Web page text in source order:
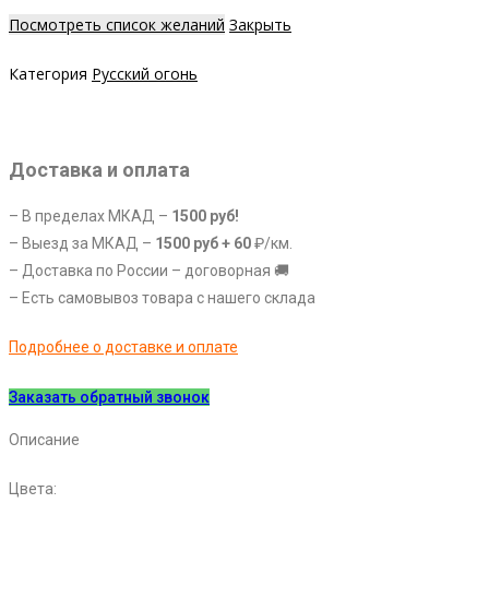
Посмотреть список желаний Закрыть
Категория Русский огонь
Доставка и оплата
– В пределах МКАД – 1500 руб!
– Выезд за МКАД – 1500 руб + 60₽/км.
– Доставка по России – договорная 🚚
– Есть самовывоз товара с нашего склада
Подробнее о доставке и оплате
Заказать обратный звонок
Описание
Цвета: